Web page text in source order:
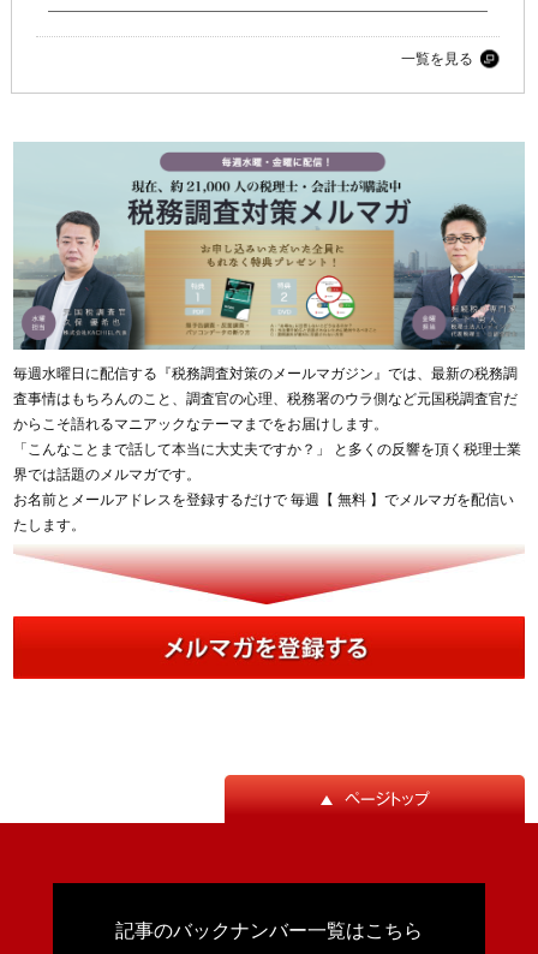
一覧を見る
毎週水曜日に配信する『税務調査対策のメールマガジン』では、最新の税務調
査事情はもちろんのこと、調査官の心理、税務署のウラ側など元国税調査官だ
からこそ語れるマニアックなテーマまでをお届けします。
「こんなことまで話して本当に大丈夫ですか？」 と多くの反響を頂く税理士業
界では話題のメルマガです。
お名前とメールアドレスを登録するだけで 毎週【 無料 】でメルマガを配信い
たします。
記事のバックナンバー一覧はこちら